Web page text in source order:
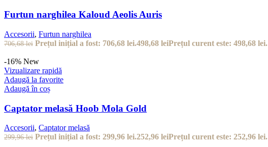
Furtun narghilea Kaloud Aeolis Auris
Accesorii, Furtun narghilea
706,68lei Prețul inițial a fost: 706,68 lei.498,68 leiPrețul curent este: 498,68 lei.
-16% New
Vizualizare rapidă
Adaugă la favorite
Adaugă în coș
Captator melasă Hoob Mola Gold
Accesorii, Captator melasă
299,96lei Prețul inițial a fost: 299,96 lei.252,96 leiPrețul curent este: 252,96 lei.